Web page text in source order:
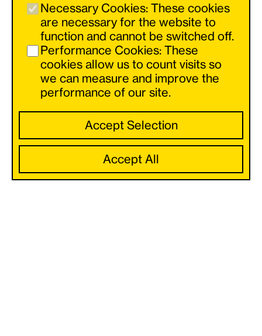
使用左侧和右侧的按钮向前和向后导航。
Necessary Cookies: These cookies
are necessary for the website to
function and cannot be switched off.
Performance Cookies: These
cookies allow us to count visits so
we can measure and improve the
performance of our site.
Accept Selection
Accept All